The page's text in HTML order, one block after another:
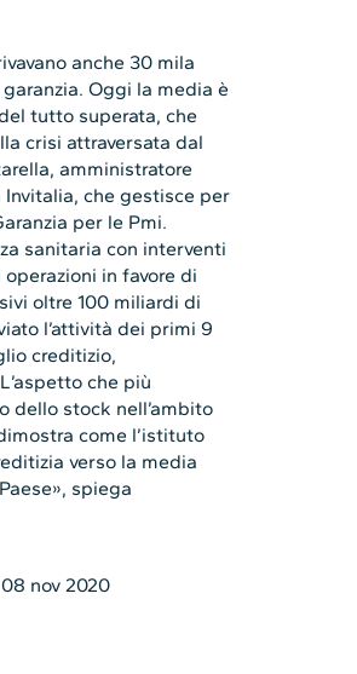
anche 30 mila
Oggi la media è
tutto superata, che
crisi attraversata dal
amministratore
che gestisce per
per le Pmi.
sanitaria con interventi
in favore di
oltre 100 miliardi di
l’attività dei primi 9
creditizio,
che più
dello stock nell’ambito
come l’istituto
verso la media
spiega
08 nov 2020